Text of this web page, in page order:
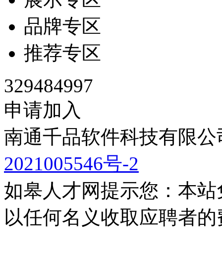
品牌专区
推荐专区
329484997
申请加入
南通千品软件科技有限
2021005546号-2
如皋人才网提示您：本
以任何名义收取应聘者